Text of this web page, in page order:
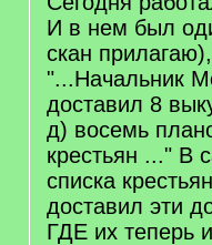
И в нем был
скан
"...Начальник
доставил 8
д) восемь
крестьян ..." В
списка
доставил эти
ГДЕ их теперь